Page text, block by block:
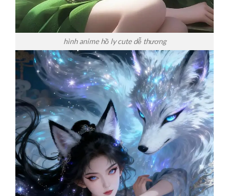
hình anime hồ ly cute dễ thương